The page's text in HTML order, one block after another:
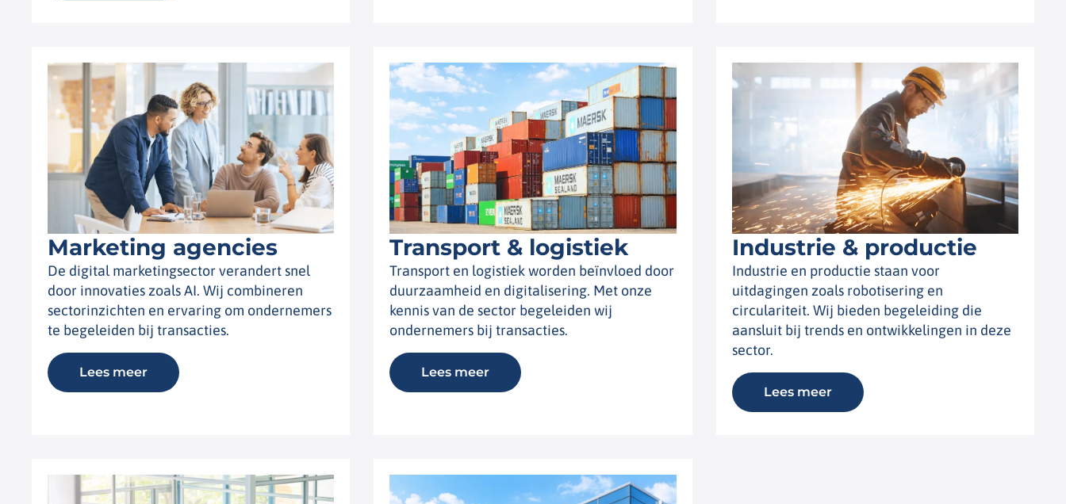
Marketing agencies
De digital marketingsector verandert snel
door innovaties zoals AI. Wij combineren
sectorinzichten en ervaring om ondernemers
te begeleiden bij transacties.
Lees meer
Transport & logistiek
Transport en logistiek worden beïnvloed door
duurzaamheid en digitalisering. Met onze
kennis van de sector begeleiden wij
ondernemers bij transacties.
Lees meer
Industrie & productie
Industrie en productie staan voor
uitdagingen zoals robotisering en
circulariteit. Wij bieden begeleiding die
aansluit bij trends en ontwikkelingen in deze
sector.
Lees meer